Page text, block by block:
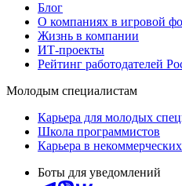
Блог
О компаниях в игровой
Жизнь в компании
ИТ-проекты
Рейтинг работодателей
Молодым специалистам
Карьера для молодых
Школа программистов
Карьера в
Боты для уведомлений